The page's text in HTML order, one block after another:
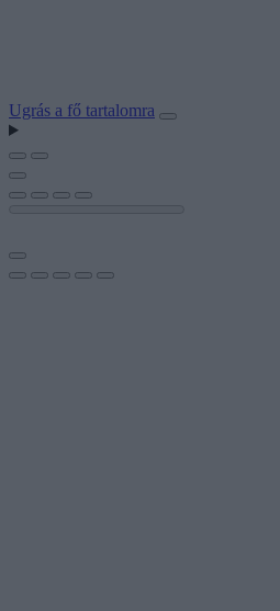
Ugrás a fő tartalomra